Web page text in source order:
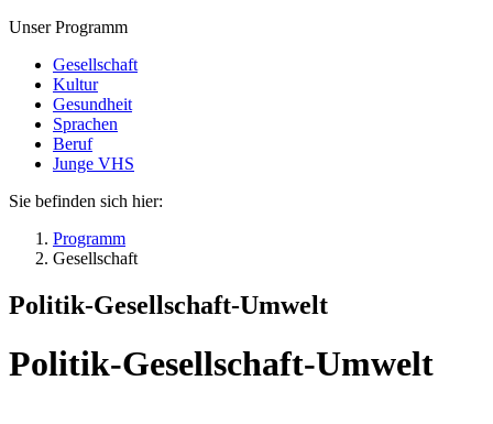
Unser Programm
Gesellschaft
Kultur
Gesundheit
Sprachen
Beruf
Junge VHS
Sie befinden sich hier:
Programm
Gesellschaft
Politik-Gesellschaft-Umwelt
Politik-Gesellschaft-Umwelt